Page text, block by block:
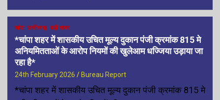
चांपा छत्तीसगढ़ बड़ी खबर
*चांपा शहर में शासकीय उचित मूल्य दुकान पंजी क्रमांक 815 मे
अनियमितताओं के आरोप नियमों की खुलेआम धज्जिया उड़ाया जा
रहा है*
24th February 2026 Bureau Report
*चांपा शहर में शासकीय उचित मूल्य दुकान पंजी क्रमांक 815 मे